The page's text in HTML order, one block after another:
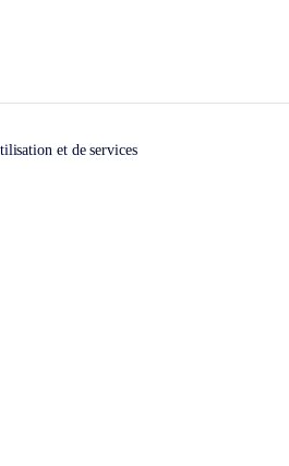
et de services